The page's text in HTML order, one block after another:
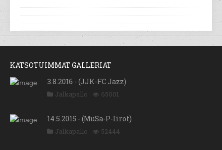
KATSOTUIMMAT GALLERIAT
3.8.2016 - (JJK-FC Jazz)
Jalkapallo 65001
14.5.2015 - (MuSa-P-Iirot)
Jalkapallo 52444